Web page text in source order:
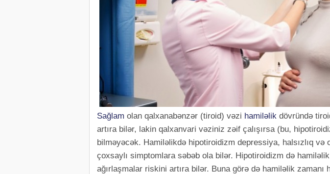
Sağlam olan qalxanabənzər (tiroid) vəzi hamiləlik dövründə
artıra bilər, lakin qalxanvari vəziniz zəif çalışırsa (bu,
bilməyəcək. Hamiləlikdə hipotiroidizm depressiya, halsızlıq və
çoxsaylı simptomlara səbəb ola bilər. Hipotiroidizm də
ağırlaşmalar riskini artıra bilər. Buna görə də hamiləlik